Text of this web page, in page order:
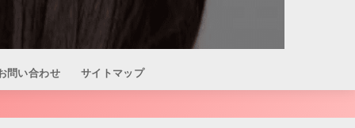
問い合わせ サイトマップ